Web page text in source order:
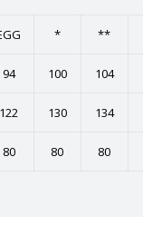
* **
94 100 104
122 130 134
80 80 80